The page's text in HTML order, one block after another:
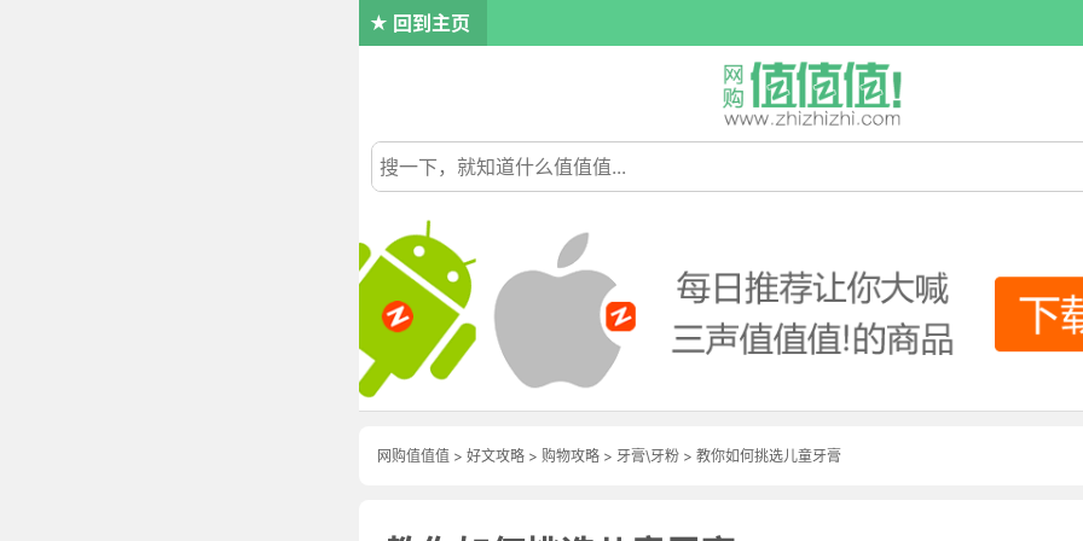
回到主页
网购值值值 > 好文攻略 > 购物攻略 > 牙膏\牙粉 > 教你如何挑选儿童牙膏